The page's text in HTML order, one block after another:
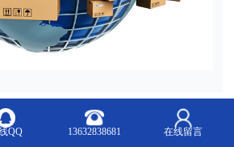
QQ 13632838681 在线留言